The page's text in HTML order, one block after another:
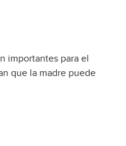
importantes para el
que la madre puede